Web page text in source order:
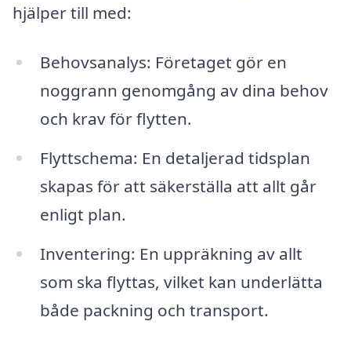
hjälper till med:
Behovsanalys: Företaget gör en
noggrann genomgång av dina behov
och krav för flytten.
Flyttschema: En detaljerad tidsplan
skapas för att säkerställa att allt går
enligt plan.
Inventering: En uppräkning av allt
som ska flyttas, vilket kan underlätta
både packning och transport.